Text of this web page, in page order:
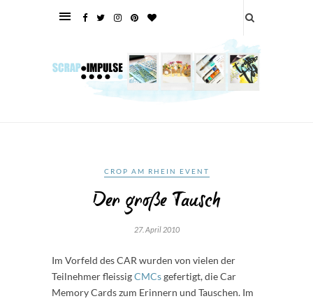
CROP AM RHEIN EVENT
Der große Tausch
27. April 2010
Im Vorfeld des CAR wurden von vielen der
Teilnehmer fleissigCMCsgefertigt, die Car
Memory Cards zum Erinnern und Tauschen. Im